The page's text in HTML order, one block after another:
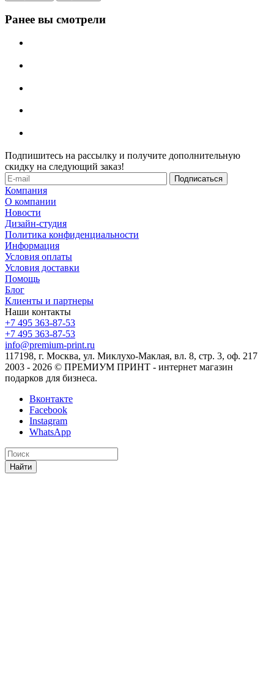
Ранее вы смотрели
Подпишитесь на рассылку и получите дополнительную
скидку на следующий заказ!
Компания
О компании
Новости
Дизайн-студия
Политика конфиденциальности
Информация
Условия оплаты
Условия доставки
Помощь
Блог
Клиенты и партнеры
Наши контакты
+7 495 363-87-53
+7 495 363-87-53
info@premium-print.ru
117198, г. Москва, ул. Миклухо-Маклая, вл. 8, стр. 3, оф. 217
2003 - 2026 © ПРЕМИУМ ПРИНТ - интернет магазин
подарков для бизнеса.
Вконтакте
Facebook
Instagram
WhatsApp
Найти